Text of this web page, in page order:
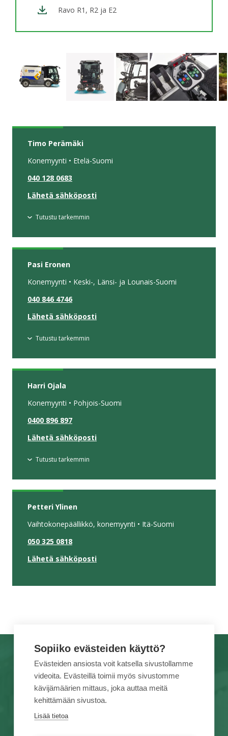
Ravo R1, R2 ja E2
Timo Perämäki
Konemyynti • Etelä-Suomi
040 128 0683
Lähetä sähköposti
Tutustu tarkemmin
Pasi Eronen
Konemyynti • Keski-, Länsi- ja Lounais-Suomi
040 846 4746
Lähetä sähköposti
Tutustu tarkemmin
Harri Ojala
Konemyynti • Pohjois-Suomi
0400 896 897
Lähetä sähköposti
Tutustu tarkemmin
Petteri Ylinen
Vaihtokonepäällikkö, konemyynti • Itä-Suomi
050 325 0818
Lähetä sähköposti
TUOTEMERKIT
PALVELUT
KAMPANJAT
VUOKRAUS
TÖIHIN MEILLE
TIETOA MEISTÄ
Sopiiko evästeiden käyttö?
Evästeiden ansiosta voit katsella sivustollamme
videoita. Evästeillä toimii myös sivustomme
kävijämäärien mittaus, joka auttaa meitä
kehittämään sivustoa.
Lisää tietoa